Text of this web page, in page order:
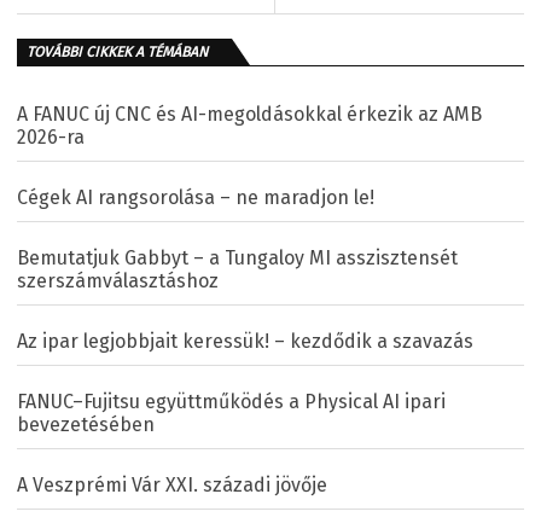
TOVÁBBI CIKKEK A TÉMÁBAN
A FANUC új CNC és AI-megoldásokkal érkezik az AMB
2026-ra
Cégek AI rangsorolása – ne maradjon le!
Bemutatjuk Gabbyt – a Tungaloy MI asszisztensét
szerszámválasztáshoz
Az ipar legjobbjait keressük! – kezdődik a szavazás
FANUC–Fujitsu együttműködés a Physical AI ipari
bevezetésében
A Veszprémi Vár XXI. századi jövője